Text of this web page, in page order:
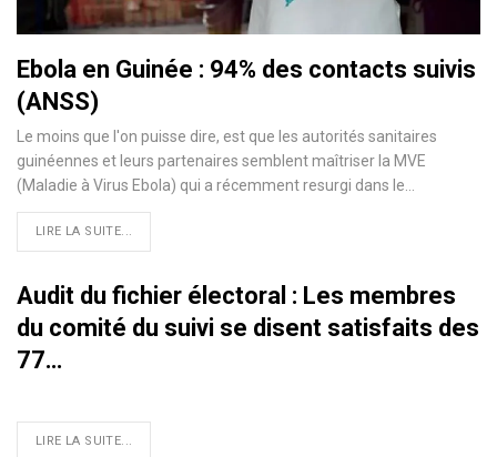
Ebola en Guinée : 94% des contacts suivis
(ANSS)
Le moins que l'on puisse dire, est que les autorités sanitaires
guinéennes et leurs partenaires semblent maîtriser la MVE
(Maladie à Virus Ebola) qui a récemment resurgi dans le…
LIRE LA SUITE...
Audit du fichier électoral : Les membres
du comité du suivi se disent satisfaits des
77…
LIRE LA SUITE...